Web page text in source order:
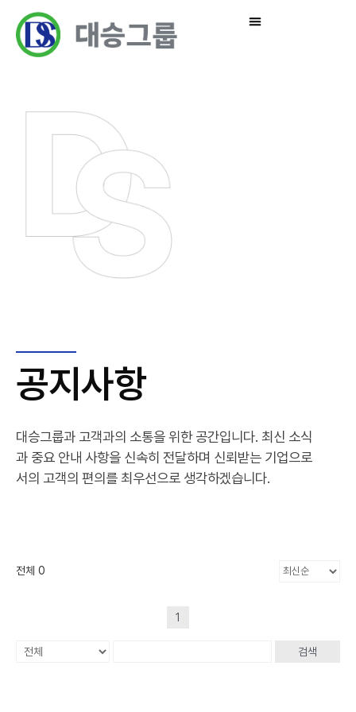
공지사항
대승그룹과 고객과의 소통을 위한 공간입니다. 최신 소식
과 중요 안내 사항을 신속히 전달하며 신뢰받는 기업으로
서의 고객의 편의를 최우선으로 생각하겠습니다.
전체 0
1
검색